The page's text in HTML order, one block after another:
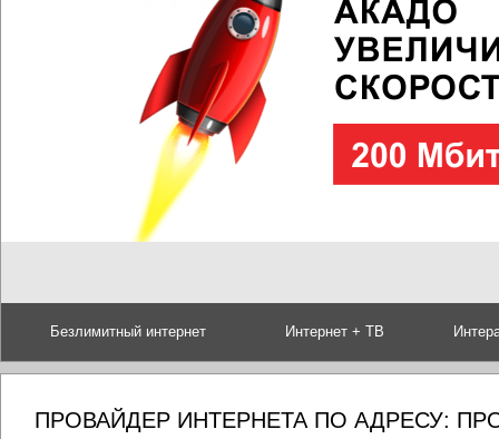
Безлимитный интернет Интернет + ТВ
ПРОВАЙДЕР ИНТЕРНЕТА ПО АДРЕСУ: